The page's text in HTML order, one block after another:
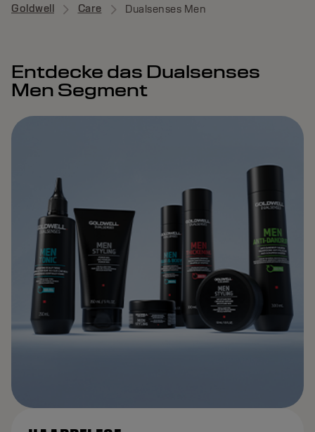
Goldwell Care Dualsenses Men
Entdecke das Dualsenses
Men Segment